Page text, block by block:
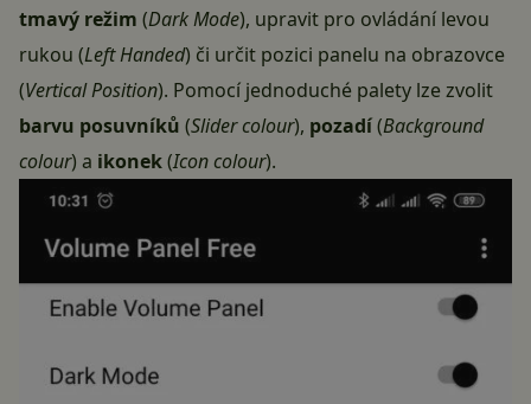
tmavý režim (Dark Mode), upravit pro ovládání levou
rukou (Left Handed) či určit pozici panelu na obrazovce
(Vertical Position). Pomocí jednoduché palety lze zvolit
barvu posuvníků (Slider colour), pozadí(Background
colour) a ikonek(Icon colour).